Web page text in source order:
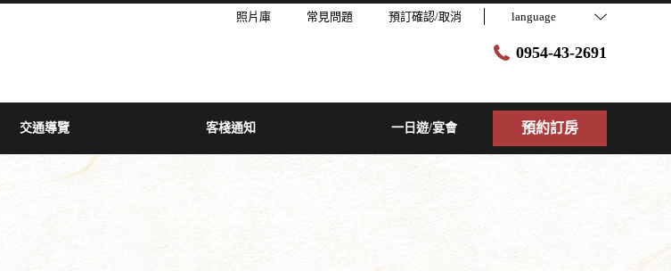
照片庫 常見問題 預訂確認/取消 language
0954-43-2691
交通導覽 客棧通知 一日遊/宴會 預約訂房